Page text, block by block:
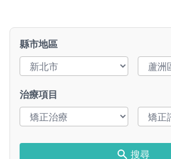
縣市地區
治療項目
搜尋